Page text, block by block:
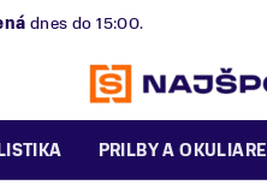
dnes do 15:00.
PRILBY A OKULIARE